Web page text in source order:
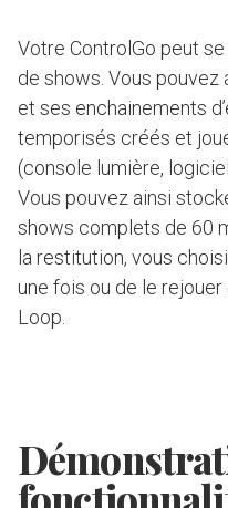
Votre ControlGo peut
de shows. Vous
et ses enchainements
temporisés créés et
(console lumière,
Vous pouvez ainsi
shows complets de 60
la restitution, vous
une fois ou de le
Loop.